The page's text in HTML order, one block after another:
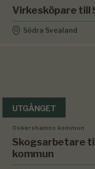
Virkesköpare till
Södra Svealand
UTGÅNGET
Oskarshamns kommun
Skogsarbetare
kommun